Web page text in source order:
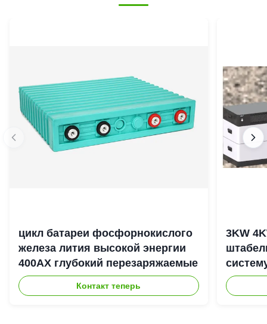
цикл батареи фосфорнокислого
железа лития высокой энергии
400АХ глубокий перезаряжаемые
Контакт теперь
3KW